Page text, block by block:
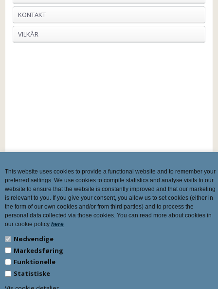
This website uses cookies to provide a functional website and to remember your
preferred settings. We use cookies to compile statistics and analyse visits to our
website to ensure that the website is constantly improved and that our marketing
is relevant to you. If you give your consent, you allow us to set cookies (either in
the form of our own cookies and/or from third parties) and to process the
personal data collected via those cookies. You can read more about cookies in
our cookie policy here
Nødvendige
Markedsføring
Funktionelle
Statistiske
KONTAKT
VILKÅR